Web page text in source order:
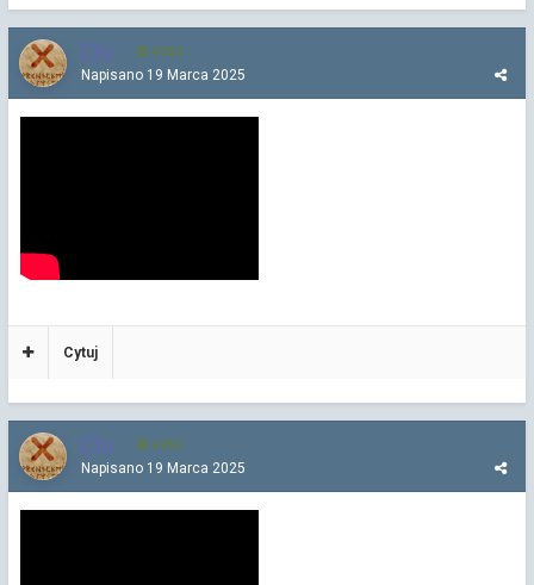
Chi 4 252
Napisano 19 Marca 2025
Cytuj
Chi 4 252
Napisano 19 Marca 2025